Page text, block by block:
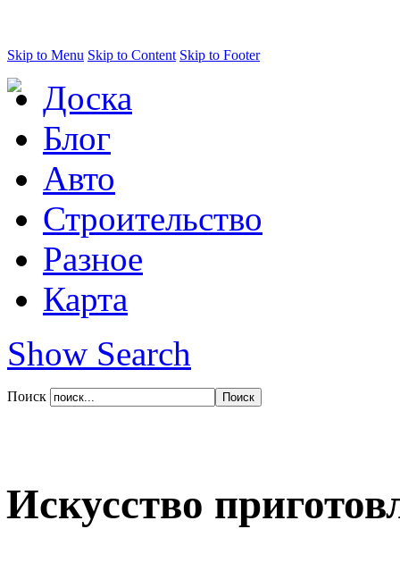
Skip to Menu Skip to Content Skip to Footer
Доска
Блог
Авто
Строительство
Разное
Карта
Show Search
Поиск
Искусство